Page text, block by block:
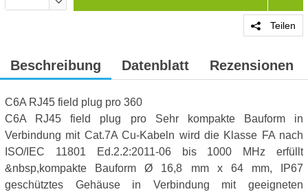
Teilen
Beschreibung Datenblatt Rezensionen
C6A RJ45 field plug pro 360
C6A RJ45 field plug pro Sehr kompakte Bauform in
Verbindung mit Cat.7A Cu-Kabeln wird die Klasse FA nach
ISO/IEC 11801 Ed.2.2:2011-06 bis 1000 MHz erfüllt
&nbsp,kompakte Bauform Ø 16,8 mm x 64 mm, IP67
geschütztes Gehäuse in Verbindung mit geeigneten